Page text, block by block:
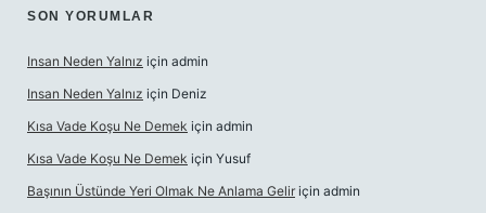
SON YORUMLAR
Insan Neden Yalnız için admin
Insan Neden Yalnız için Deniz
Kısa Vade Koşu Ne Demek için admin
Kısa Vade Koşu Ne Demek için Yusuf
Başının Üstünde Yeri Olmak Ne Anlama Gelir için admin